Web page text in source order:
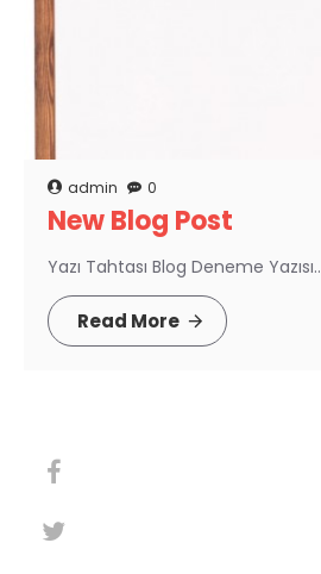
admin 0
New Blog Post
Yazı Tahtası Blog Deneme Yazısı..
Read More